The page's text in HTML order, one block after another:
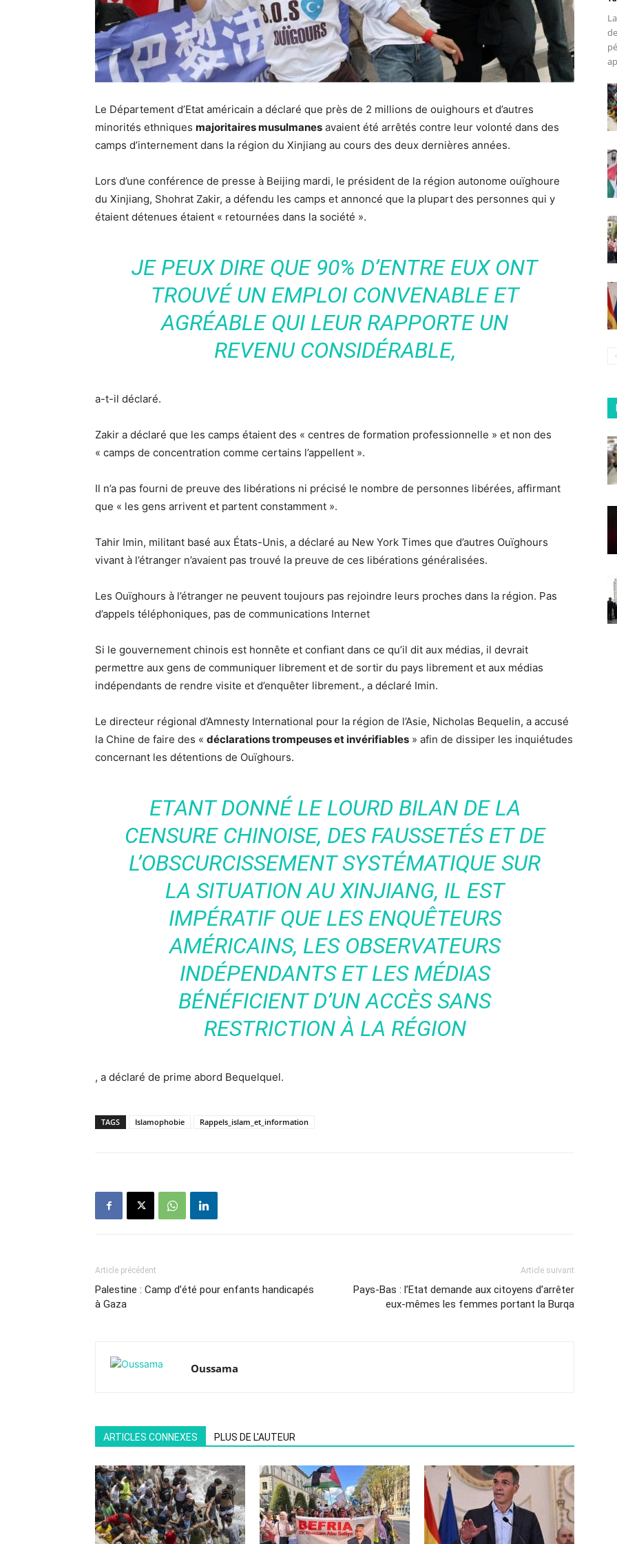
Le Département d’Etat américain a déclaré que près de 2 millions de ouighours et d’autres
minorités ethniques majoritaires musulmanes avaient été arrêtés contre leur volonté dans des
camps d’internement dans la région du Xinjiang au cours des deux dernières années.
Lors d’une conférence de presse à Beijing mardi, le président de la région autonome ouïghoure
du Xinjiang, Shohrat Zakir, a défendu les camps et annoncé que la plupart des personnes qui y
étaient détenues étaient « retournées dans la société ».
JE PEUX DIRE QUE 90% D’ENTRE EUX ONT
TROUVÉ UN EMPLOI CONVENABLE ET
AGRÉABLE QUI LEUR RAPPORTE UN
REVENU CONSIDÉRABLE,
a-t-il déclaré.
Zakir a déclaré que les camps étaient des « centres de formation professionnelle » et non des
« camps de concentration comme certains l’appellent ».
Il n’a pas fourni de preuve des libérations ni précisé le nombre de personnes libérées, affirmant
que « les gens arrivent et partent constamment ».
Tahir Imin, militant basé aux États-Unis, a déclaré au New York Times que d’autres Ouïghours
vivant à l’étranger n’avaient pas trouvé la preuve de ces libérations généralisées.
Les Ouïghours à l’étranger ne peuvent toujours pas rejoindre leurs proches dans la région. Pas
d’appels téléphoniques, pas de communications Internet
Si le gouvernement chinois est honnête et confiant dans ce qu’il dit aux médias, il devrait
permettre aux gens de communiquer librement et de sortir du pays librement et aux médias
indépendants de rendre visite et d’enquêter librement., a déclaré Imin.
Le directeur régional d’Amnesty International pour la région de l’Asie, Nicholas Bequelin, a accusé
la Chine de faire des « déclarations trompeuses et invérifiables » afin de dissiper les inquiétudes
concernant les détentions de Ouïghours.
ETANT DONNÉ LE LOURD BILAN DE LA
CENSURE CHINOISE, DES FAUSSETÉS ET DE
L’OBSCURCISSEMENT SYSTÉMATIQUE SUR
LA SITUATION AU XINJIANG, IL EST
IMPÉRATIF QUE LES ENQUÊTEURS
AMÉRICAINS, LES OBSERVATEURS
INDÉPENDANTS ET LES MÉDIAS
BÉNÉFICIENT D’UN ACCÈS SANS
RESTRICTION À LA RÉGION
, a déclaré de prime abord Bequelquel.
TAGS Islamophobie Rappels_islam_et_information
Article précédent
Palestine : Camp d’été pour enfants handicapés
à Gaza
Article suivant
Pays-Bas : l’Etat demande aux citoyens d’arrêter
eux-mêmes les femmes portant la Burqa
Oussama
ARTICLES CONNEXES PLUS DE L'AUTEUR